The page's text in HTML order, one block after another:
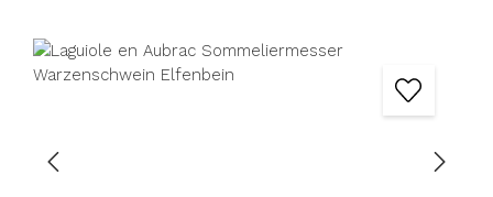
Bildergalerie überspringen